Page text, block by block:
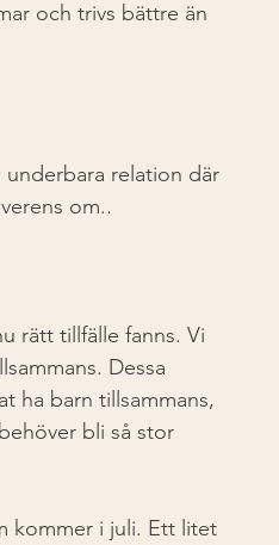
och trivs bättre än
relation där
om..
rätt tillfälle fanns. Vi
Dessa
ha barn tillsammans,
bli så stor
kommer i juli. Ett litet